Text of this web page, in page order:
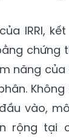
IRRI,
chứng
năng của
vào,
rộng tại